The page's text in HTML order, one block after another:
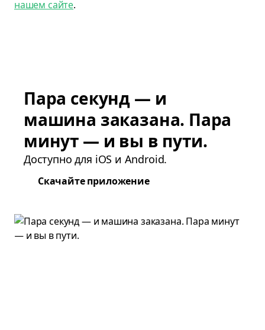
нашем сайте.
Пара секунд — и
машина заказана. Пара
минут — и вы в пути.
Доступно для iOS и Android.
Скачайте приложение